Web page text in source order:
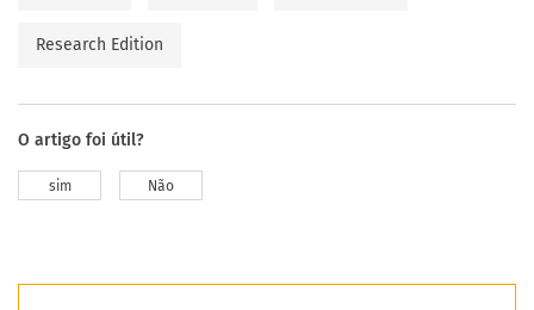
Research Edition
O artigo foi útil?
sim Não